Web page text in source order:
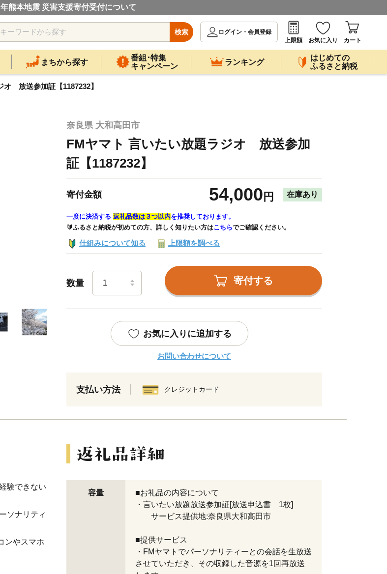
熊本地震 災害支援寄付受付について
検索
ログイン・会員登録
上限額
お気に入り カート
まちから探す
番組･特集
キャンペーン
ランキング
はじめての
ふるさと納税
オ 放送参加証【1187232】
奈良県 大和高田市
FMヤマト 言いたい放題ラジオ 放送参加
証【1187232】
寄付金額 54,000 円 在庫あり
一度に決済する 返礼品数は３つ以内を推奨しております。
🔰ふるさと納税が初めての方、詳しく知りたい方はこちらでご確認ください。
仕組みについて知る 上限額を調べる
数量 寄付する
お気に入りに追加する
お問い合わせについて
支払い方法 クレジットカード
験できない
ソナリティ
ンやスマホ
容量
■お礼品の内容について
・言いたい放題放送参加証[放送申込書 1枚]
サービス提供地:奈良県大和高田市
■提供サービス
・FMヤマトでパーソナリティーとの会話を生放送
させていただき、その収録した音源を1回再放送